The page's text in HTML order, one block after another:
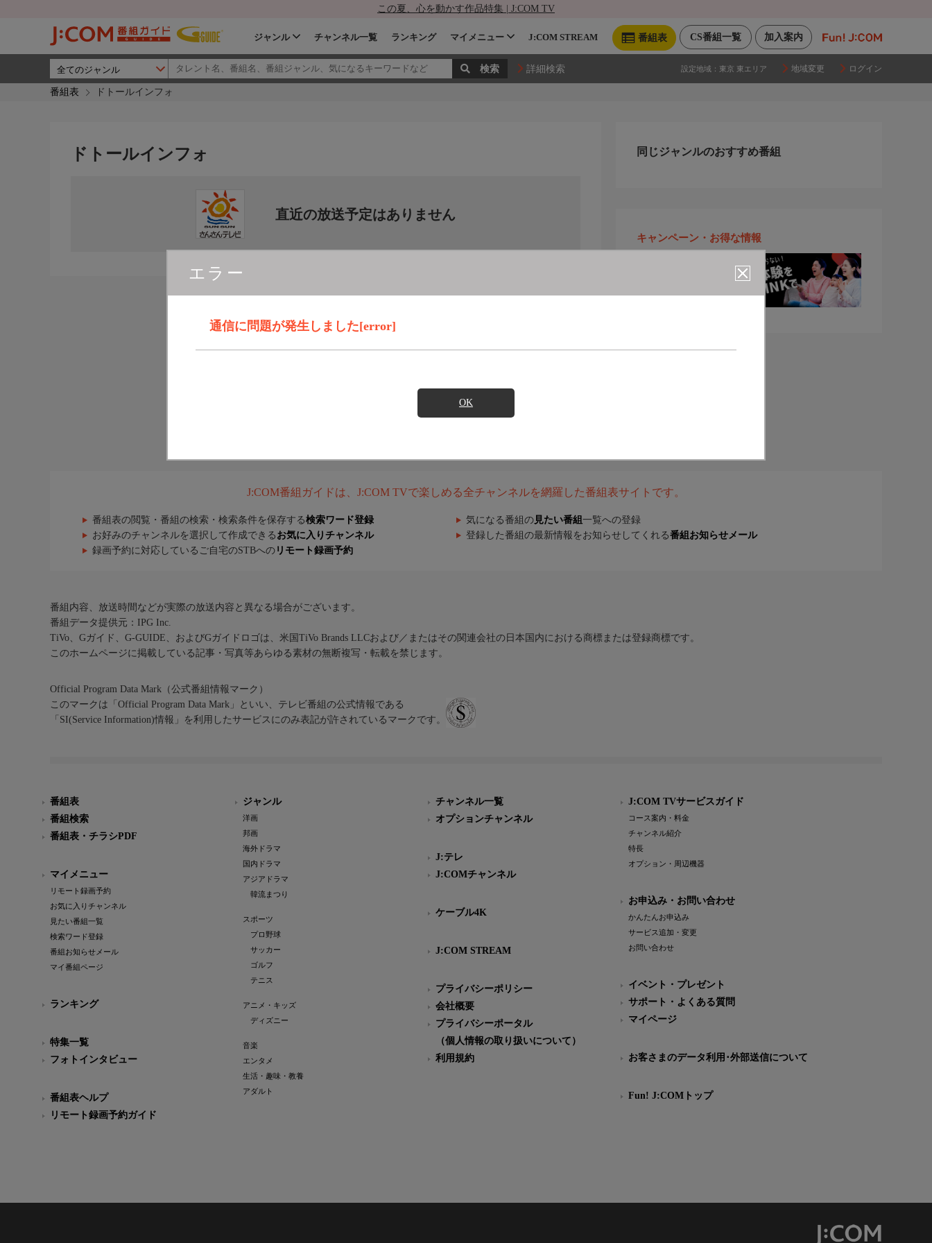
この夏、心を動かす作品特集 | J:COM TV
加入案内
CS番組一覧
番組表
ジャンル チャンネル一覧 ランキング マイメニュー J:COM STREAM
詳細検索 設定地域： 東京 東エリア 地域変更 ログイン
番組表 ドトールインフォ
エラー
通信に問題が発生しました[error]
OK
ドトールインフォ
直近の放送予定はありません
同じジャンルのおすすめ番組
キャンペーン・お得な情報
J:COM番組ガイドは、J:COM TVで楽しめる全チャンネルを網羅した番組表サイトです。
番組表の閲覧・番組の検索・検索条件を保存する検索ワード登録 気になる番組の 見たい番組 一覧への登録
お好みのチャンネルを選択して作成できる お気に入りチャンネル 登録した番組の最新情報をお知らせしてくれる番組お知らせメール
録画予約に対応しているご自宅のSTBへの リモート録画予約
番組内容、放送時間などが実際の放送内容と異なる場合がございます。
番組データ提供元：IPG Inc.
TiVo、Gガイド、G-GUIDE、およびGガイドロゴは、米国TiVo Brands LLCおよび／またはその関連会社の日本国内における商標または登録商標です。
このホームページに掲載している記事・写真等あらゆる素材の無断複写・転載を禁じます。
Official Program Data Mark（公式番組情報マーク）
このマークは「Official Program Data Mark」といい、テレビ番組の公式情報である
「SI(Service Information)情報」を利用したサービスにのみ表記が許されているマークです。
番組表
番組検索
番組表・チラシPDF
マイメニュー
リモート録画予約
お気に入りチャンネル
見たい番組一覧
検索ワード登録
番組お知らせメール
マイ番組ページ
ランキング
特集一覧
フォトインタビュー
番組表ヘルプ
リモート録画予約ガイド
ジャンル
洋画
邦画
海外ドラマ
国内ドラマ
アジアドラマ
韓流まつり
スポーツ
プロ野球
サッカー
ゴルフ
テニス
アニメ・キッズ
ディズニー
音楽
エンタメ
生活・趣味・教養
アダルト
チャンネル一覧
オプションチャンネル
J:テレ
J:COMチャンネル
ケーブル4K
J:COM STREAM
プライバシーポリシー
会社概要
プライバシーポータル
（個人情報の取り扱いについて）
利用規約
J:COM TVサービスガイド
コース案内・料金
チャンネル紹介
特長
オプション・周辺機器
お申込み・お問い合わせ
かんたんお申込み
サービス追加・変更
お問い合わせ
イベント・プレゼント
サポート・よくある質問
マイページ
お客さまのデータ利用･外部送信について
Fun! J:COMトップ